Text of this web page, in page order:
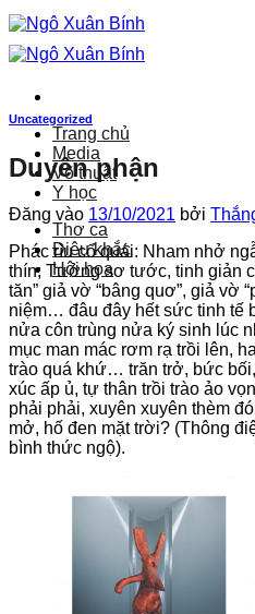
Bỏ
qua
nội
Trang chủ
Media
Võ thuật
Y học
Thơ ca
Điêu khắc
Hội họa
Uncategorized
Duyên phận
Đăng vào 13/10/2021 bởi
Phác rìu cổ quái: Nham nhở
thín; Tưởng sơ tước, tinh giản
tăn” giả vờ “bâng quơ”, giả vờ
niệm… đâu đây hết sức tinh tế
nửa côn trùng nửa ký sinh lúc
mục man mác rơm rạ trồi lên,
trào quá khứ… trăn trở, bức
xúc ấp ủ, tự thân trồi trào ảo
phải phải, xuyên xuyên thèm
mở, hố đen mặt trời? (Thông
bình thức ngộ).